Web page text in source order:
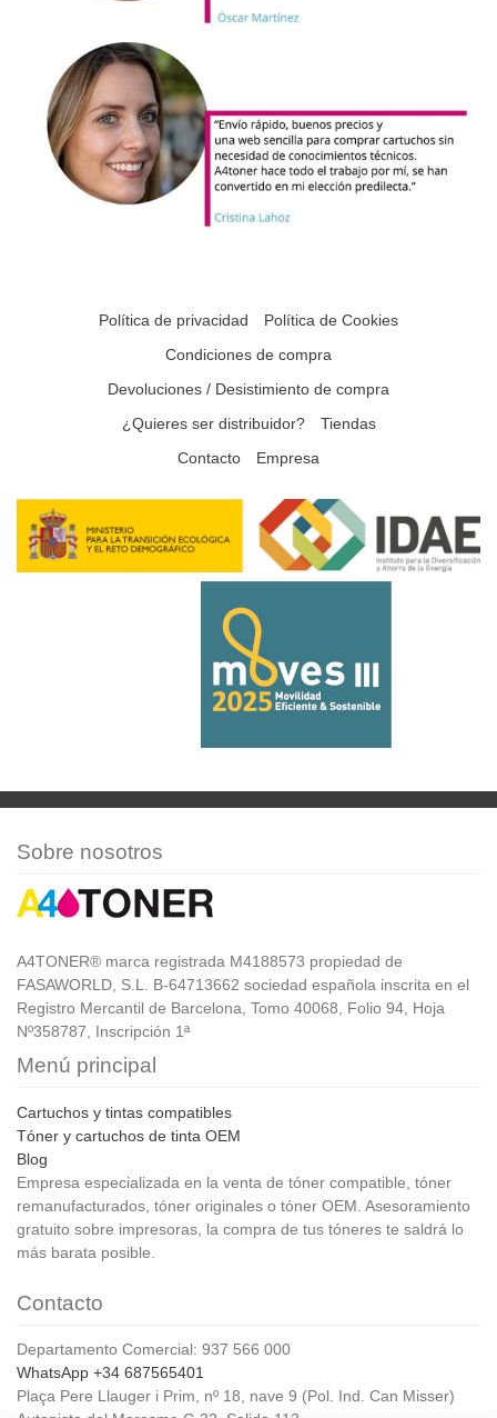
Política de privacidad
Política de Cookies
Condiciones de compra
Devoluciones / Desistimiento de compra
¿Quieres ser distribuidor?
Tiendas
Contacto
Empresa
Sobre nosotros
A4TONER® marca registrada M4188573 propiedad de
FASAWORLD, S.L. B-64713662 sociedad española inscrita en el
Registro Mercantil de Barcelona, Tomo 40068, Folio 94, Hoja
Nº358787, Inscripción 1ª
Menú principal
Cartuchos y tintas compatibles
Tóner y cartuchos de tinta OEM
Blog
Empresa especializada en la venta de tóner compatible, tóner
remanufacturados, tóner originales o tóner OEM. Asesoramiento
gratuito sobre impresoras, la compra de tus tóneres te saldrá lo
más barata posible.
Contacto
Departamento Comercial: 937 566 000
WhatsApp +34 687565401
Plaça Pere Llauger i Prim, nº 18, nave 9 (Pol. Ind. Can Misser)